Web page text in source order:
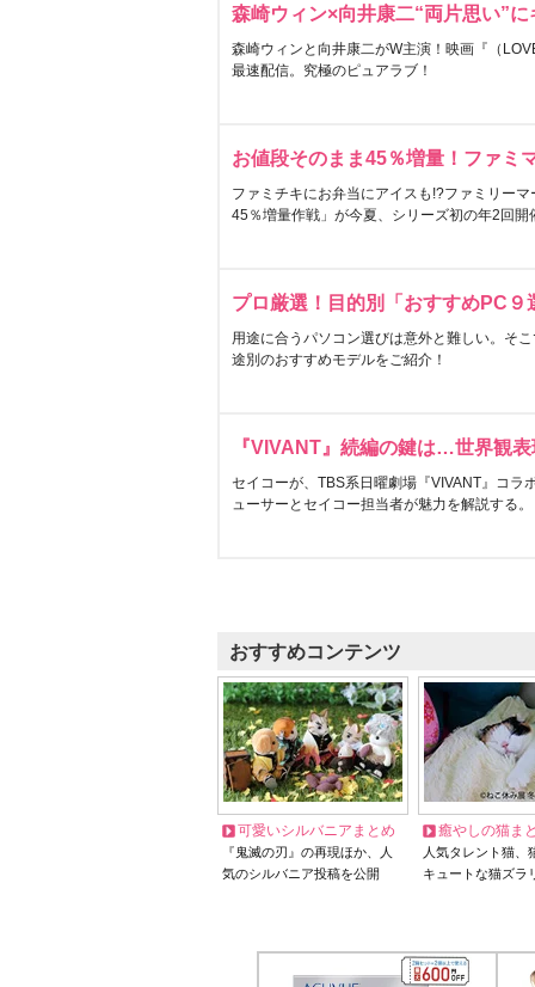
森崎ウィン×向井康二“両片思い”
森崎ウィンと向井康二がW主演！映画『（
最速配信。究極のピュアラブ！
お値段そのまま45％増量！ファミ
ファミチキにお弁当にアイスも!?ファミリー
45％増量作戦」が今夏、シリーズ初の年2回開
プロ厳選！目的別「おすすめPC９
用途に合うパソコン選びは意外と難しい。そ
途別のおすすめモデルをご紹介！
『VIVANT』続編の鍵は…世界観
セイコーが、TBS系日曜劇場『VIVANT』コラ
ューサーとセイコー担当者が魅力を解説する。
おすすめコンテンツ
可愛いシルバニアまとめ
『鬼滅の刃』の再現ほか、人
気のシルバニア投稿を公開
癒やしの猫ま
人気タレント猫
キュートな猫ズラ